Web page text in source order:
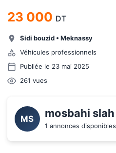
23 000 DT
Sidi bouzid • Meknassy
Véhicules professionnels
Publiée le 23 mai 2025
261 vues
MS mosbahi slah
1 annonces disponibles